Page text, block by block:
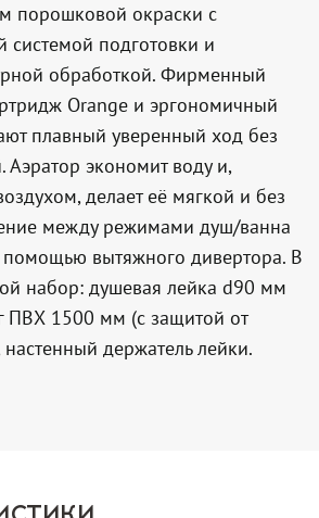
порошковой окраски с
системой подготовки и
обработкой. Фирменный
Orange и эргономичный
плавный уверенный ход без
Аэратор экономит воду и,
делает её мягкой и без
между режимами душ/ванна
помощью вытяжного дивертора. В
набор: душевая лейка d90 мм
ПВХ 1500 мм (с защитой от
держатель лейки.